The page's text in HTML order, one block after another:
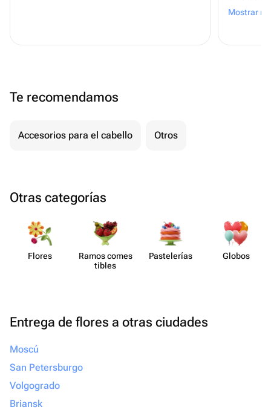
чем
Mostrar
Te recomendamos
Accesorios para el cabello Otros
Otras categorías
Flores
Ramos comes​
tibles
Paste​lerías Globos
Entrega de flores a otras ciudades
Moscú
San Petersburgo
Volgogrado
Briansk